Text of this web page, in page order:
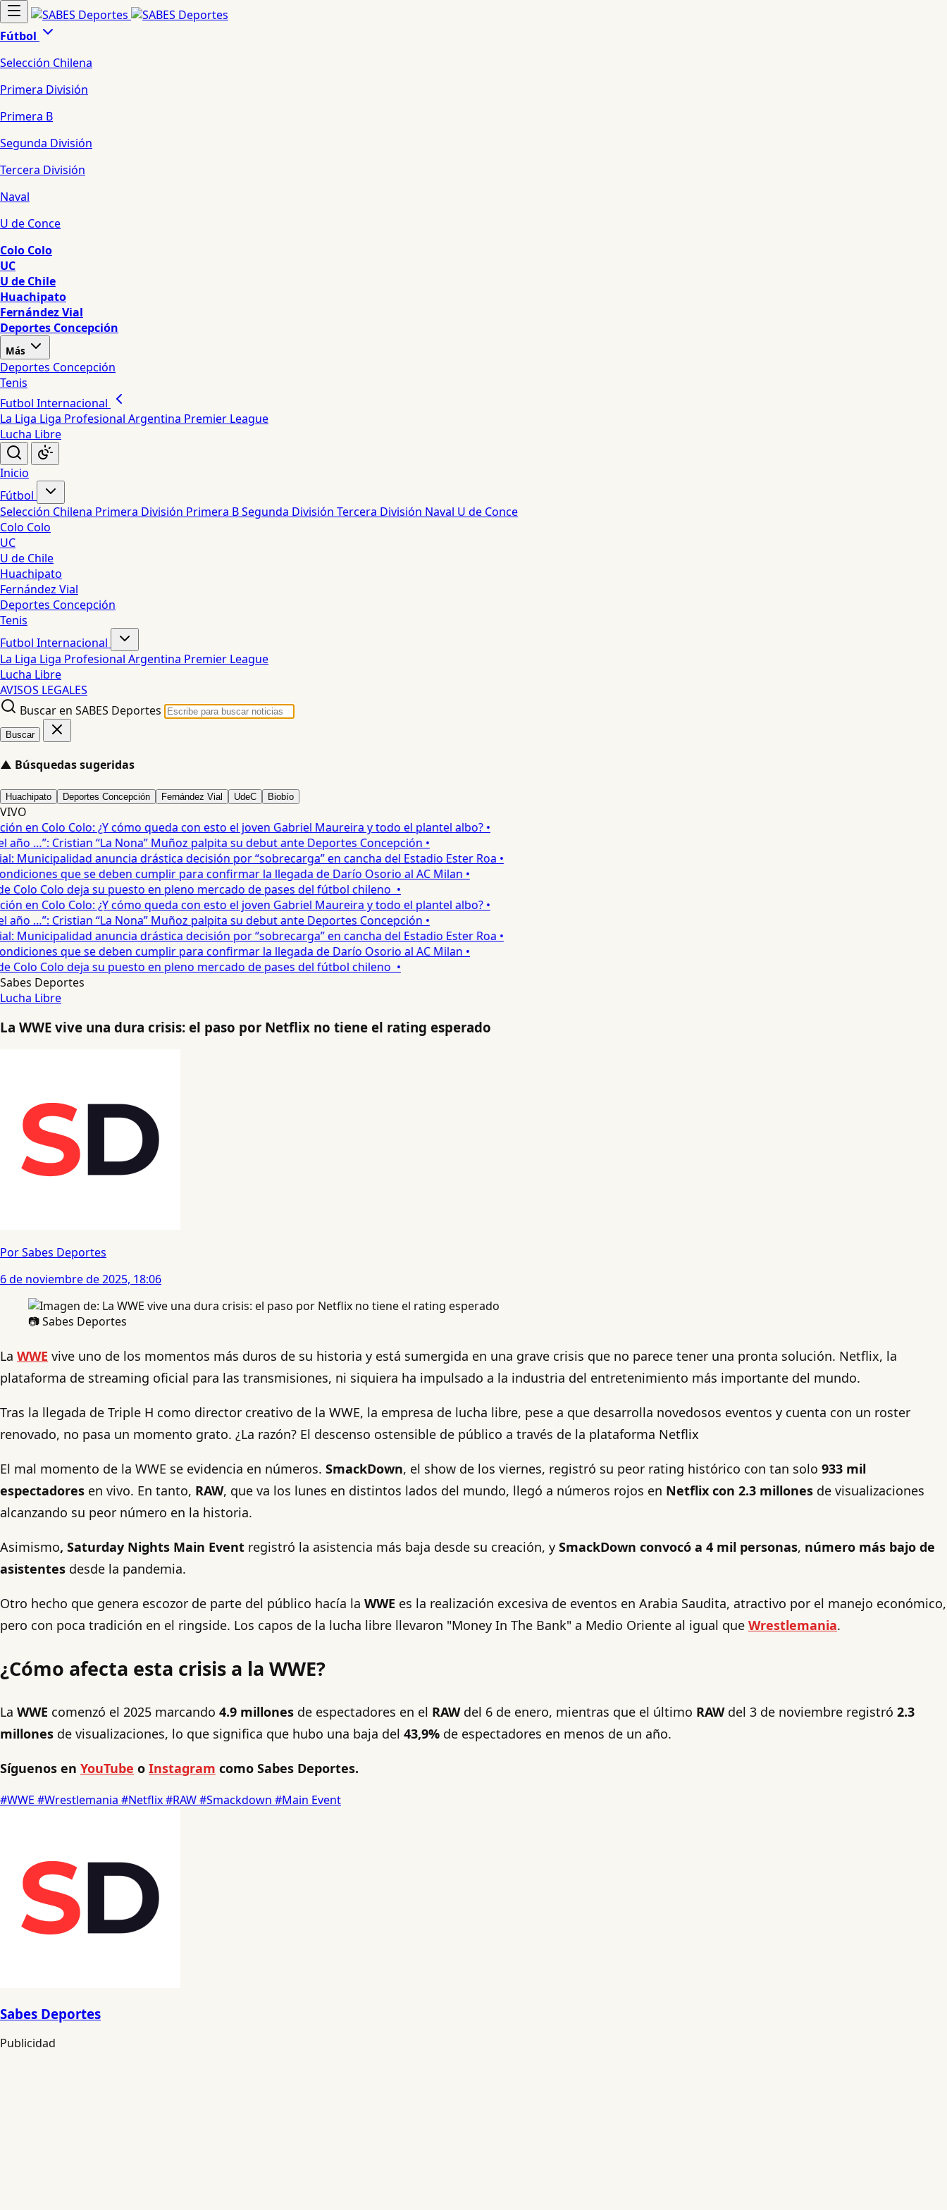
Fútbol
Selección Chilena
Primera División
Primera B
Segunda División
Tercera División
Naval
U de Conce
Colo Colo
UC
U de Chile
Huachipato
Fernández Vial
Deportes Concepción
Más
Deportes Concepción
Tenis
Futbol Internacional
La Liga Liga Profesional Argentina Premier League
Lucha Libre
Inicio
Fútbol
Selección Chilena Primera División Primera BSegunda División Tercera División Naval U de Conce
Colo Colo
UC
U de Chile
Huachipato
Fernández Vial
Deportes Concepción
Tenis
Futbol Internacional
La Liga Liga Profesional Argentina Premier League
Lucha Libre
AVISOS LEGALES
Buscar en SABES Deportes
Buscar
▲ Búsquedas sugeridas
Huachipato Deportes Concepción Fernández Vial UdeC Biobío
VIVO
en Colo Colo: ¿Y cómo queda con esto el joven Gabriel Maureira y todo el plantel albo? •
…”: Cristian “La Nona” Muñoz palpita su debut ante Deportes Concepción •
Municipalidad anuncia drástica decisión por “sobrecarga” en cancha del Estadio Ester Roa •
que se deben cumplir para confirmar la llegada de Darío Osorio al AC Milan •
Colo deja su puesto en pleno mercado de pases del fútbol chileno •
en Colo Colo: ¿Y cómo queda con esto el joven Gabriel Maureira y todo el plantel albo? •
…”: Cristian “La Nona” Muñoz palpita su debut ante Deportes Concepción •
Municipalidad anuncia drástica decisión por “sobrecarga” en cancha del Estadio Ester Roa •
que se deben cumplir para confirmar la llegada de Darío Osorio al AC Milan •
Colo deja su puesto en pleno mercado de pases del fútbol chileno •
Sabes Deportes
Lucha Libre
La WWE vive una dura crisis: el paso por Netflix no tiene el rating esperado
Por Sabes Deportes
6 de noviembre de 2025, 18:06
📷 Sabes Deportes
La WWE vive uno de los momentos más duros de su historia y está sumergida en una grave crisis que no parece tener una pronta solución. Netflix, la
plataforma de streaming oficial para las transmisiones, ni siquiera ha impulsado a la industria del entretenimiento más importante del mundo.
Tras la llegada de Triple H como director creativo de la WWE, la empresa de lucha libre, pese a que desarrolla novedosos eventos y cuenta con un roster
renovado, no pasa un momento grato. ¿La razón? El descenso ostensible de público a través de la plataforma Netflix
El mal momento de la WWE se evidencia en números. SmackDown, el show de los viernes, registró su peor rating histórico con tan solo 933 mil
espectadores en vivo. En tanto, RAW, que va los lunes en distintos lados del mundo, llegó a números rojos en Netflix con 2.3 millones de visualizaciones
alcanzando su peor número en la historia.
Asimismo, Saturday Nights Main Event registró la asistencia más baja desde su creación, y SmackDown convocó a 4 mil personas, número más bajo de
asistentes desde la pandemia.
Otro hecho que genera escozor de parte del público hacía la WWE es la realización excesiva de eventos en Arabia Saudita, atractivo por el manejo económico,
pero con poca tradición en el ringside. Los capos de la lucha libre llevaron "Money In The Bank" a Medio Oriente al igual que Wrestlemania.
¿Cómo afecta esta crisis a la WWE?
La WWE comenzó el 2025 marcando 4.9 millones de espectadores en el RAWdel 6 de enero, mientras que el último RAWdel 3 de noviembre registró 2.3
millones de visualizaciones, lo que significa que hubo una baja del 43,9% de espectadores en menos de un año.
Síguenos en YouTube o Instagram como Sabes Deportes.
#WWE #Wrestlemania #Netflix#RAW#Smackdown #Main Event
Sabes Deportes
Publicidad